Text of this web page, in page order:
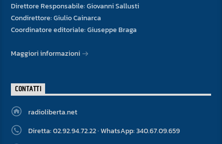
Direttore Responsabile: Giovanni Sallusti
Condirettore: Giulio Cainarca
Coordinatore editoriale: Giuseppe Braga
Maggiori informazioni
CONTATTI
radioliberta.net
Diretta: 02.92.94.72.22 · WhatsApp: 340.67.09.659